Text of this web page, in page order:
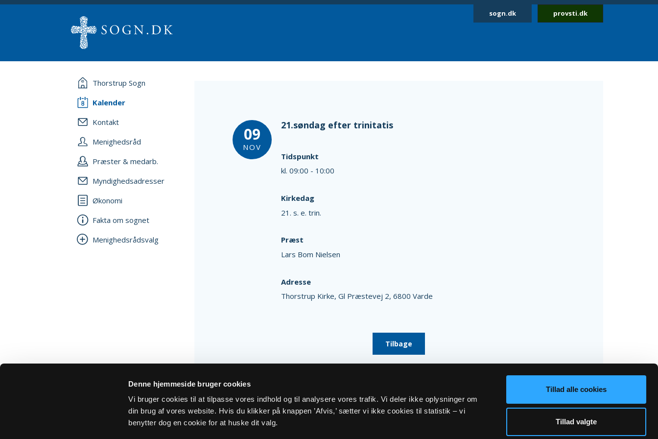
Denne hjemmeside bruger cookies
Vi bruger cookies til at tilpasse vores indhold og til analysere vores trafik. Vi deler ikke oplysninger om
din brug af vores website. Hvis du klikker på knappen ’Afvis,’ sætter vi ikke cookies til statistik – vi
benytter dog en cookie for at huske dit valg.
Tillad alle cookies
Tillad valgte
sogn.dk provsti.dk
Thorstrup Sogn
Kalender
Kontakt
Menighedsråd
Præster & medarb.
Myndighedsadresser
Økonomi
Fakta om sognet
Menighedsrådsvalg
09
NOV
21.søndag efter trinitatis
Tidspunkt
kl. 09:00 - 10:00
Kirkedag
21. s. e. trin.
Præst
Lars Bom Nielsen
Adresse
Thorstrup Kirke, Gl Præstevej 2, 6800 Varde
Tilbage